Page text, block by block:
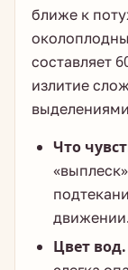
ближе к
составляет
излитие
Что
движении.
Цвет вод.